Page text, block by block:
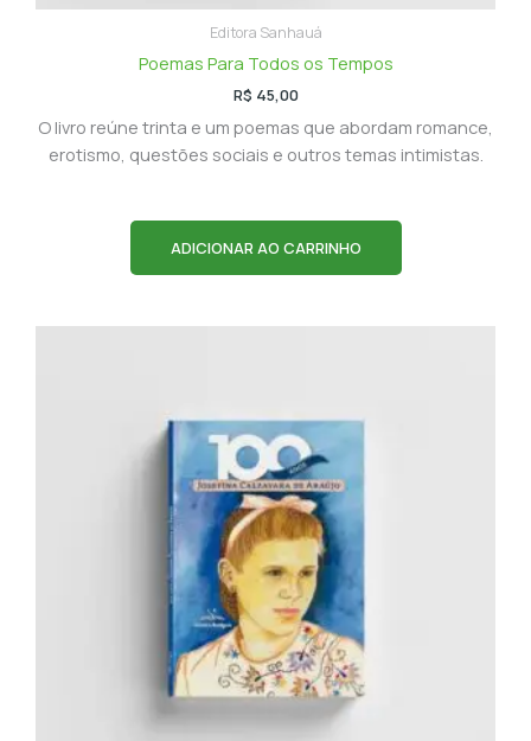
Editora Sanhauá
Poemas Para Todos os Tempos
R$ 45,00
O livro reúne trinta e um poemas que abordam romance,
erotismo, questões sociais e outros temas intimistas.
ADICIONAR AO CARRINHO